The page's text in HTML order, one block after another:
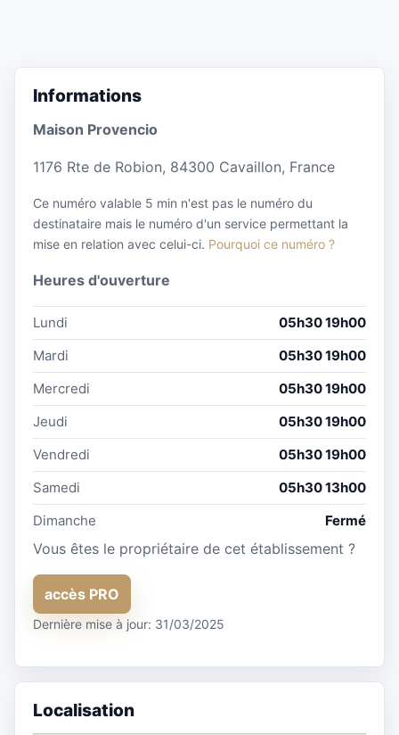
Informations
Maison Provencio
1176 Rte de Robion, 84300 Cavaillon, France
Ce numéro valable 5 min n'est pas le numéro du
destinataire mais le numéro d'un service permettant la
mise en relation avec celui-ci. Pourquoi ce numéro ?
Heures d'ouverture
Lundi
05h30 19h00
Mardi
05h30 19h00
Mercredi
05h30 19h00
Jeudi
05h30 19h00
Vendredi
05h30 19h00
Samedi
05h30 13h00
Dimanche
Fermé
Vous êtes le propriétaire de cet établissement ?
accès PRO
Dernière mise à jour: 31/03/2025
Localisation